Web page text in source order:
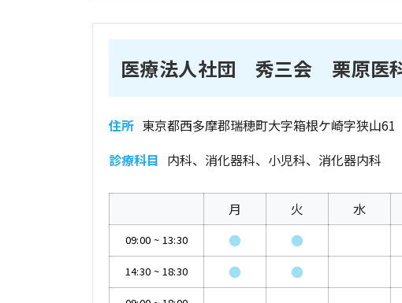
医療法人社団 秀三会 栗原医
住所 東京都西多摩郡瑞穂町大字箱根ケ崎字狭山61
診療科目 内科、消化器科、小児科、消化器内科
月 火 水
09:00 ~ 13:30 ● ●
14:30 ~ 18:30 ● ●